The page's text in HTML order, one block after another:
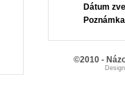
Dátum
©2010 -